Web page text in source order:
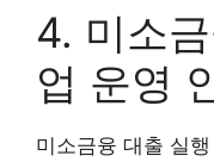
4. 미소
업 운영
미소금융 대출 실